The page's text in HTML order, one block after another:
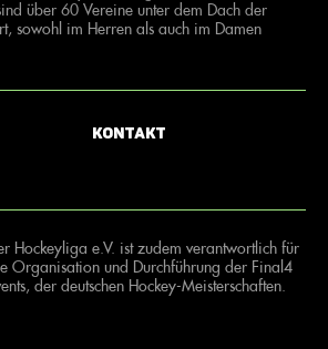
über 60 Vereine unter dem Dach der
sowohl im Herren als auch im Damen
Kontakt
Hockeyliga e.V. ist zudem verantwortlich für
Organisation und Durchführung der Final4
der deutschen Hockey-Meisterschaften.